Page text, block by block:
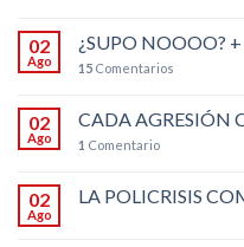
02
Ago
¿SUPO NOOOO?
15 Comentarios
02
Ago
CADA AGRESIÓN
1 Comentario
02
Ago
LA POLICRISIS